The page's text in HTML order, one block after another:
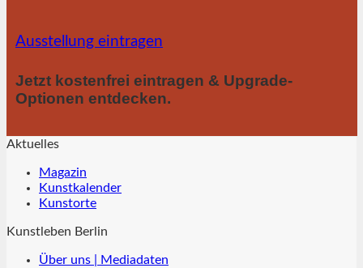
Ausstellung eintragen
Jetzt kostenfrei eintragen & Upgrade-
Optionen entdecken.
Aktuelles
Magazin
Kunstkalender
Kunstorte
Kunstleben Berlin
Über uns | Mediadaten